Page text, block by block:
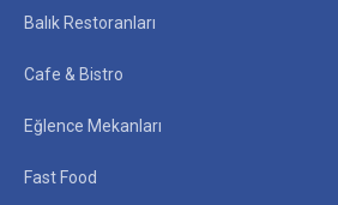
Balık Restoranları
Cafe & Bistro
Eğlence Mekanları
Fast Food